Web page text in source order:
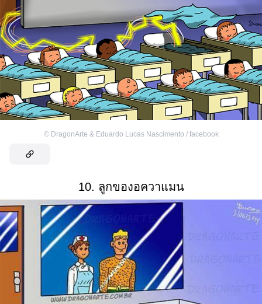
© DragonArte & Eduardo Lucas Nascimento / facebook
10. ลูกของอควาแมน